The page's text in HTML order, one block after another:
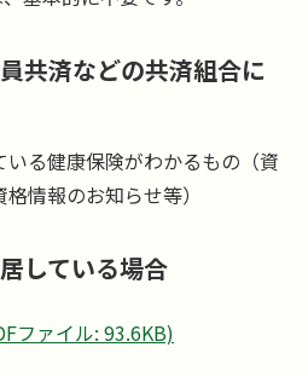
共済などの共済組合に
いる健康保険がわかるもの（資
情報のお知らせ等）
している場合
ファイル: 93.6KB)